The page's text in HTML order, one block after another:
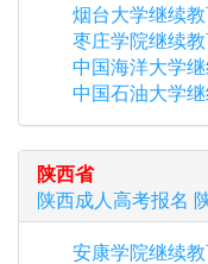
烟台大学继续
枣庄学院继续
中国海洋大学
中国石油大学
陕西省
陕西成人高考报名
安康学院继续